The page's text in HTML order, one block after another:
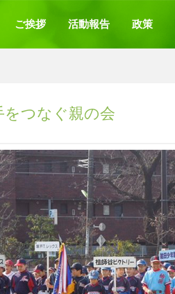
ご挨拶 活動報告 政策
をつなぐ親の会